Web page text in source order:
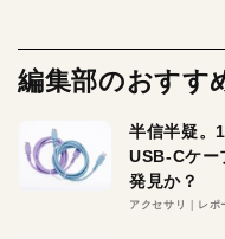
編集部のおすす
半信半疑。
USB-Cケー
発見か？
アクセサリ レポ